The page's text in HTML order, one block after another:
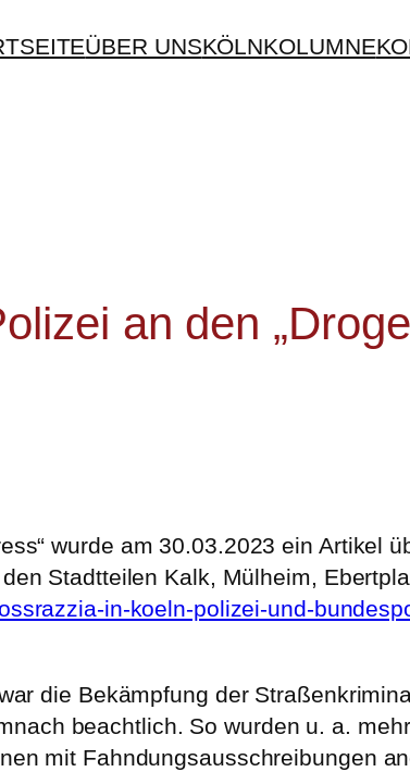
ÜBER UNSKÖLNKOLUMNE
an den
wurde am 30.03.2023 ein Artikel
Stadtteilen Kalk, Mülheim,
in-koeln-polizei-und-
die Bekämpfung der
beachtlich. So wurden u. a.
mit Fahndungsausschreibungen